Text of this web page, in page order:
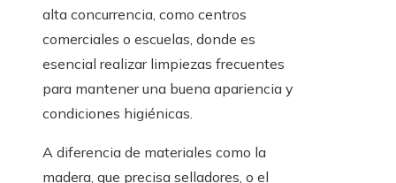
alta concurrencia, como centros
comerciales o escuelas, donde es
esencial realizar limpiezas frecuentes
para mantener una buena apariencia y
condiciones higiénicas.
A diferencia de materiales como la
madera, que precisa selladores, o el